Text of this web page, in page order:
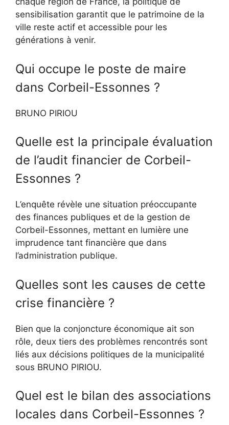
sensibilisation garantit que le patrimoine de la
ville reste actif et accessible pour les
générations à venir.
Qui occupe le poste de maire
dans Corbeil-Essonnes ?
BRUNO PIRIOU
Quelle est la principale évaluation
de l’audit financier de Corbeil-
Essonnes ?
L’enquête révèle une situation préoccupante
des finances publiques et de la gestion de
Corbeil-Essonnes, mettant en lumière une
imprudence tant financière que dans
l’administration publique.
Quelles sont les causes de cette
crise financière ?
Bien que la conjoncture économique ait son
rôle, deux tiers des problèmes rencontrés sont
liés aux décisions politiques de la municipalité
sous BRUNO PIRIOU.
Quel est le bilan des associations
locales dans Corbeil-Essonnes ?